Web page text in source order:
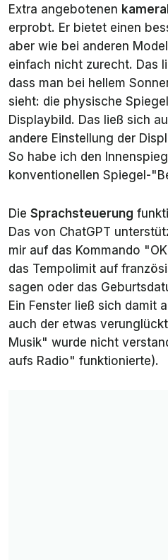
Extra angebotenen
erprobt. Er bietet einen
aber wie bei anderen
einfach nicht zurecht. Das
dass man bei hellem
sieht: die physische
Displaybild. Das ließ sich
andere Einstellung der
So habe ich den
konventionellen Spiegel-
Die Sprachsteuerung
Das von ChatGPT
mir auf das Kommando
das Tempolimit auf
sagen oder das
Ein Fenster ließ sich damit
auch der etwas
Musik" wurde nicht
aufs Radio" funktionierte).